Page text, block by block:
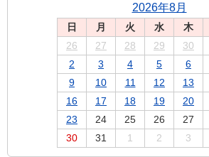
2026年8月
日 月 火 水 木
26
27 28 29 30
2
3 4 5 6
9
10 11 12 13
16
17 18 19 20
23
24 25 26 27
30
31 1 2 3